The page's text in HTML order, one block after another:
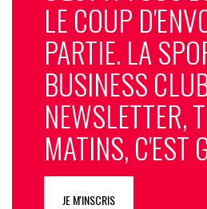
LE COUP
PARTIE. LA
BUSINESS
NEWSLETTER,
MATINS, C'EST
JE M'INSCRIS